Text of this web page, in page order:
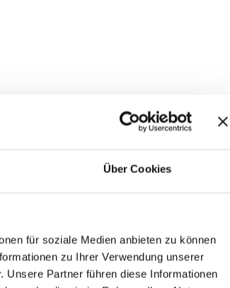
Über Cookies
für soziale Medien anbieten zu können
zu Ihrer Verwendung unserer
Unsere Partner führen diese Informationen